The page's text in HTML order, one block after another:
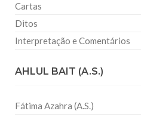
Cartas
Ditos
Interpretação e Comentários
AHLUL BAIT (A.S.)
Fátima Azahra (A.S.)